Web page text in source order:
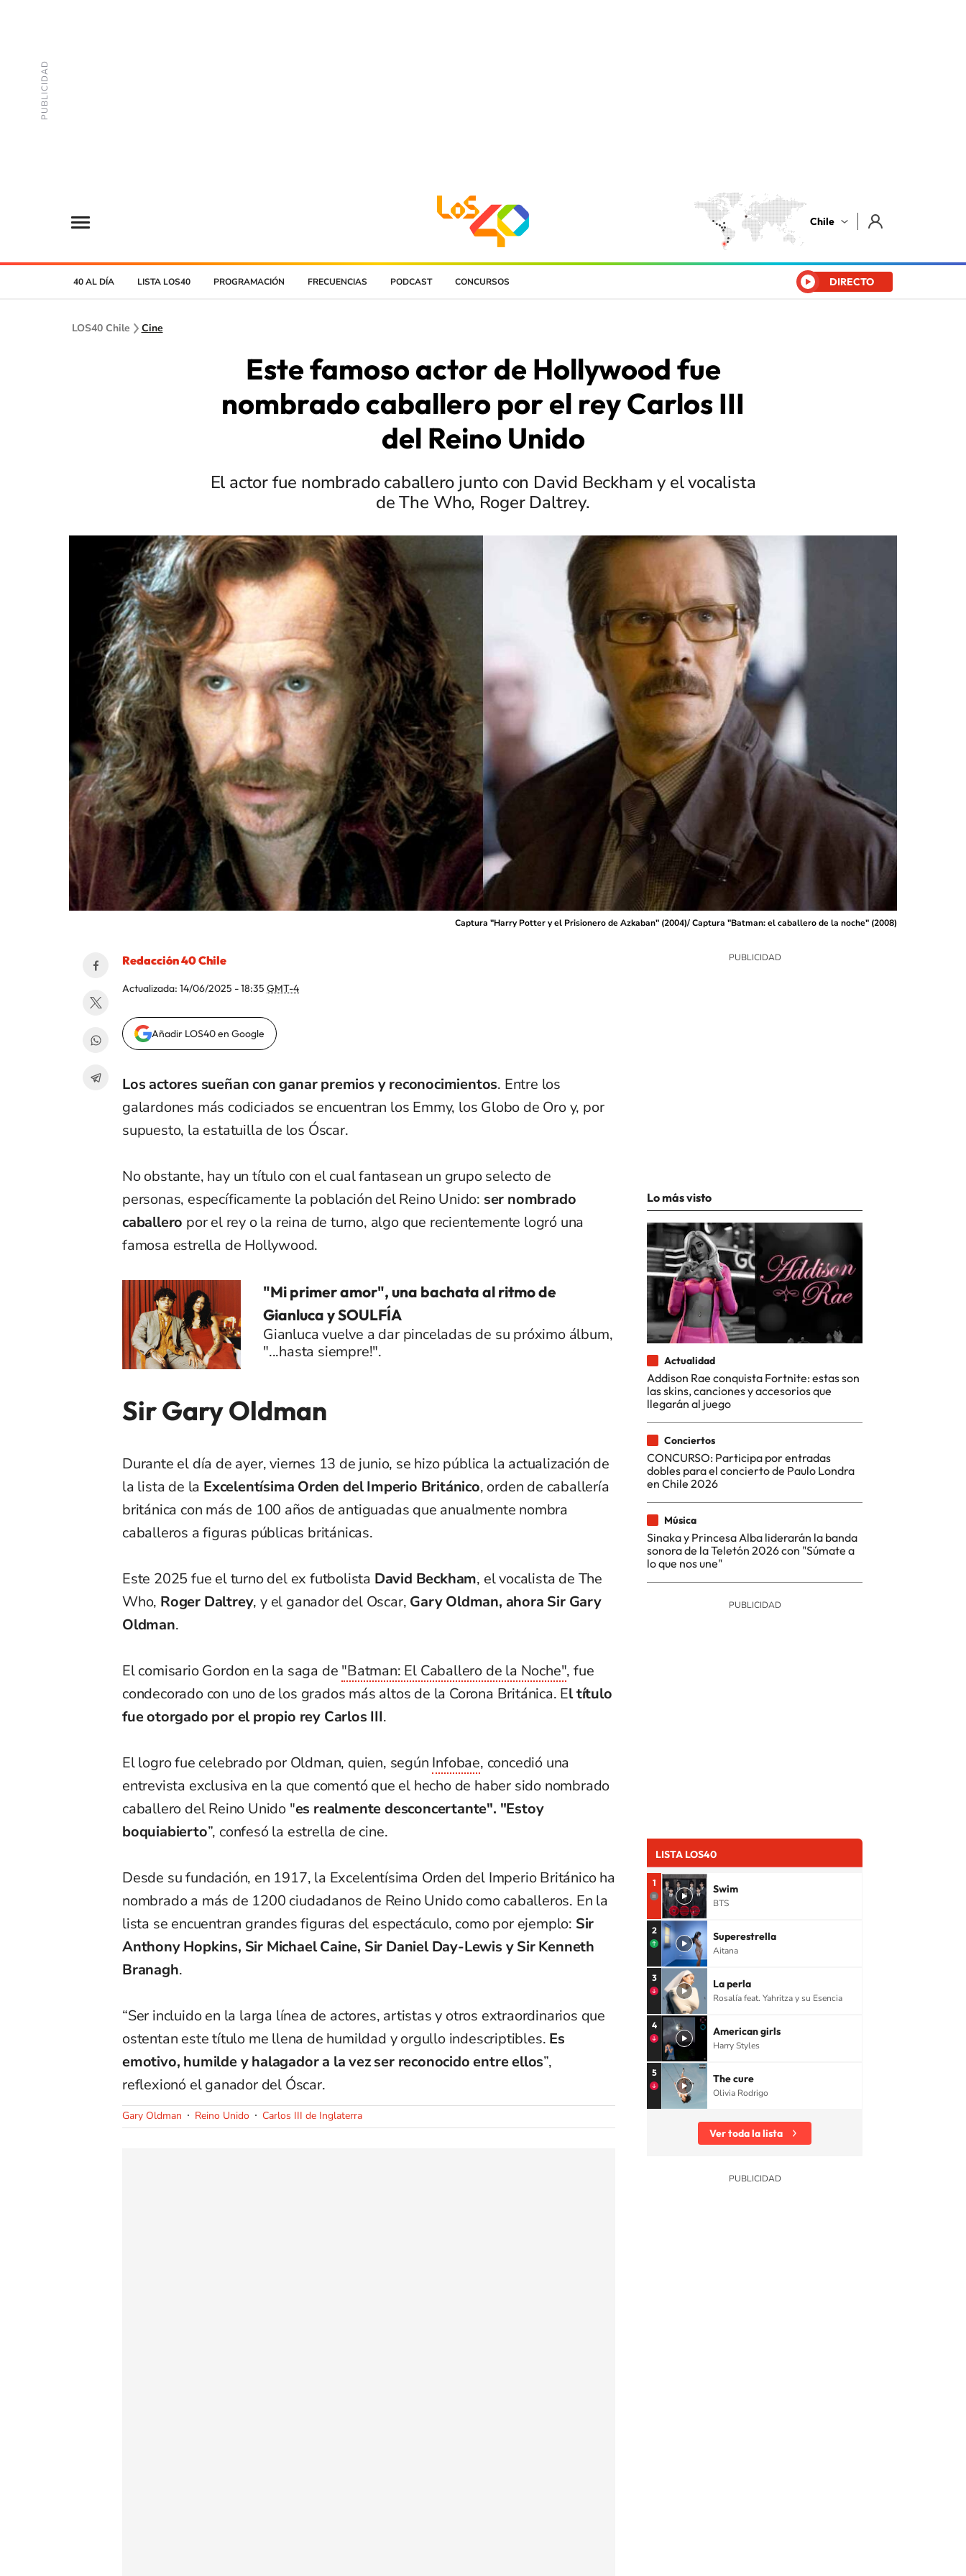
Chile
40 AL DÍA LISTA LOS40 PROGRAMACIÓN FRECUENCIAS PODCAST CONCURSOS DIRECTO
LOS40 Chile Cine
Este famoso actor de Hollywood fue
nombrado caballero por el rey Carlos III
del Reino Unido
El actor fue nombrado caballero junto con David Beckham y el vocalista
de The Who, Roger Daltrey.
Captura "Harry Potter y el Prisionero de Azkaban" (2004)/ Captura "Batman: el caballero de la noche" (2008)
Redacción 40 Chile
Actualizada: 14/06/2025 - 18:35 GMT-4
Añadir LOS40 en Google
Los actores sueñan con ganar premios y reconocimientos. Entre los
galardones más codiciados se encuentran los Emmy, los Globo de Oro y, por
supuesto, la estatuilla de los Óscar.
No obstante, hay un título con el cual fantasean un grupo selecto de
personas, específicamente la población del Reino Unido: ser nombrado
caballero por el rey o la reina de turno, algo que recientemente logró una
famosa estrella de Hollywood.
"Mi primer amor", una bachata al ritmo de
Gianluca y SOULFÍA
Gianluca vuelve a dar pinceladas de su próximo álbum,
"...hasta siempre!".
Sir Gary Oldman
Durante el día de ayer, viernes 13 de junio, se hizo pública la actualización de
la lista de la Excelentísima Orden del Imperio Británico, orden de caballería
británica con más de 100 años de antiguadas que anualmente nombra
caballeros a figuras públicas británicas.
Este 2025 fue el turno del ex futbolista David Beckham, el vocalista de The
Who, Roger Daltrey, y el ganador del Oscar, Gary Oldman, ahora Sir Gary
Oldman.
El comisario Gordon en la saga de "Batman: El Caballero de la Noche", fue
condecorado con uno de los grados más altos de la Corona Británica. El título
fue otorgado por el propio rey Carlos III.
El logro fue celebrado por Oldman, quien, según Infobae, concedió una
entrevista exclusiva en la que comentó que el hecho de haber sido nombrado
caballero del Reino Unido "es realmente desconcertante". "Estoy
boquiabierto”, confesó la estrella de cine.
Desde su fundación, en 1917, la Excelentísima Orden del Imperio Británico ha
nombrado a más de 1200 ciudadanos de Reino Unido como caballeros. En la
lista se encuentran grandes figuras del espectáculo, como por ejemplo: Sir
Anthony Hopkins, Sir Michael Caine, Sir Daniel Day-Lewis y Sir Kenneth
Branagh.
“Ser incluido en la larga línea de actores, artistas y otros extraordinarios que
ostentan este título me llena de humildad y orgullo indescriptibles. Es
emotivo, humilde y halagador a la vez ser reconocido entre ellos”,
reflexionó el ganador del Óscar.
Gary Oldman Reino Unido Carlos III de Inglaterra
Lo más visto
Actualidad
Addison Rae conquista Fortnite: estas son
las skins, canciones y accesorios que
llegarán al juego
Conciertos
CONCURSO: Participa por entradas
dobles para el concierto de Paulo Londra
en Chile 2026
Música
Sinaka y Princesa Alba liderarán la banda
sonora de la Teletón 2026 con "Súmate a
lo que nos une"
LISTA LOS40
1 Swim
BTS
2 Superestrella
Aitana
3 La perla
Rosalía feat. Yahritza y su Esencia
4 American girls
Harry Styles
5 The cure
Olivia Rodrigo
Ver toda la lista